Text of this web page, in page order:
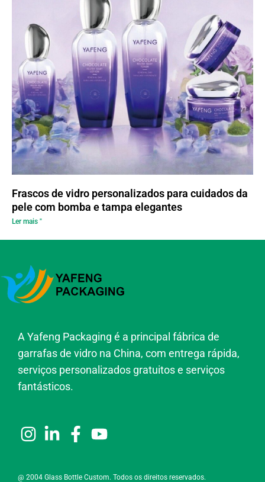
Frascos de vidro personalizados para cuidados da
pele com bomba e tampa elegantes
Ler mais "
A Yafeng Packaging é a principal fábrica de
garrafas de vidro na China, com entrega rápida,
serviços personalizados gratuitos e serviços
fantásticos.
@ 2004 Glass Bottle Custom. Todos os direitos reservados.